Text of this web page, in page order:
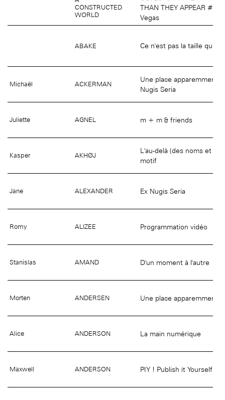
CONSTRUCTED
WORLD
THAN THEY APPEAR #4
Vegas
ABAKE Ce n'est pas la taille qui
Michaël ACKERMAN
Une place apparemment
Nugis Seria
Juliette AGNEL m + m & friends
Kasper AKHØJ
L'au-delà (des noms et
motif
Jane ALEXANDER Ex Nugis Seria
Romy ALIZEE Programmation vidéo
Stanislas AMAND D'un moment à l'autre
Morten ANDERSEN Une place apparemment
Alice ANDERSON La main numérique
Maxwell ANDERSON PIY ! Publish it Yourself
Maison nationale
des artistes(EHPAD)